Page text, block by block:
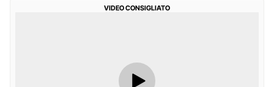
VIDEO CONSIGLIATO